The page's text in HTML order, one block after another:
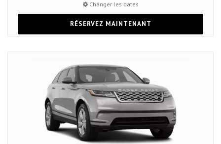
Changer les dates
RÉSERVEZ MAINTENANT